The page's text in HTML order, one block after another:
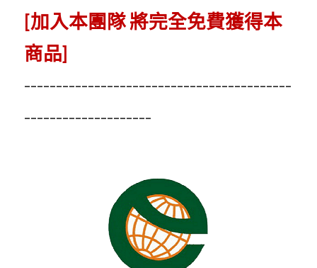
[加入本團隊 將完全免費獲得本
商品]
------------------------------------------
--------------------